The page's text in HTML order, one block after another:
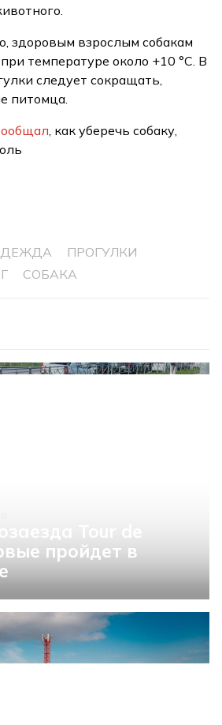
здоровым взрослым собакам
температуре около +10 °C. В
следует сокращать,
питомца.
, как уберечь собаку,
ПРОГУЛКИ
СОБАКА
пройдет в